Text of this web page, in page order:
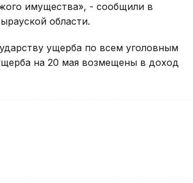
имущества», - сообщили в
области.
ущерба по всем уголовным
на 20 мая возмещены в доход